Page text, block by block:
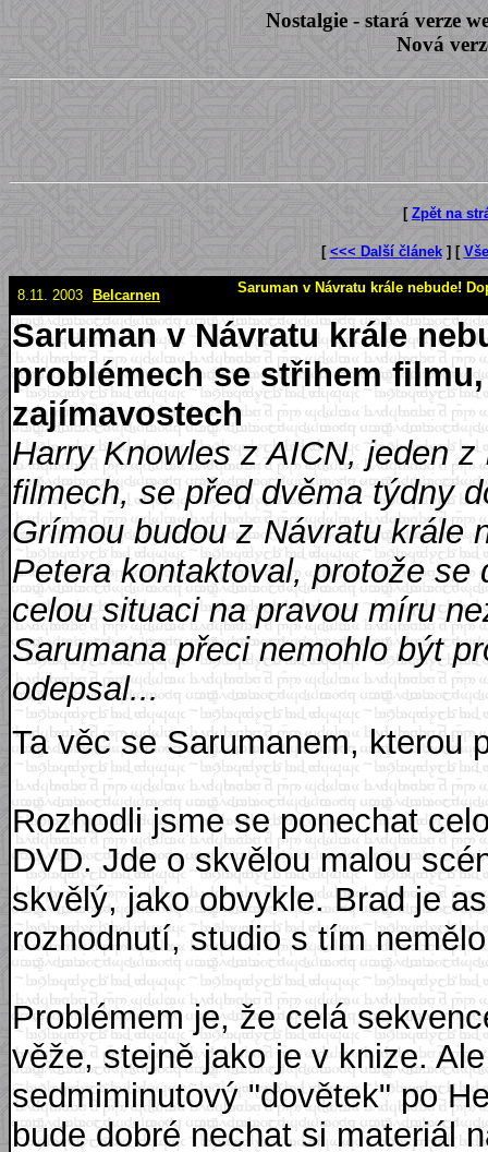
Nostalgie - stará verze
Nová
[ Zpět na
[ <<< Další článek] [
8.11. 2003 Belcarnen Saruman v Návratu krále nebude!
Saruman v Návratu krále
problémech se střihem
zajímavostech
Harry Knowles z AICN, jeden
filmech, se před dvěma týdny
Grímou budou z Návratu krále
Petera kontaktoval, protože
celou situaci na pravou míru
Sarumana přeci nemohlo být
odepsal...
Ta věc se Sarumanem, kterou
Rozhodli jsme se ponechat
DVD. Jde o skvělou malou
skvělý, jako obvykle. Brad je
rozhodnutí, studio s tím
Problémem je, že celá
věže, stejně jako je v knize.
sedmiminutový "dovětek" po
bude dobré nechat si materiál